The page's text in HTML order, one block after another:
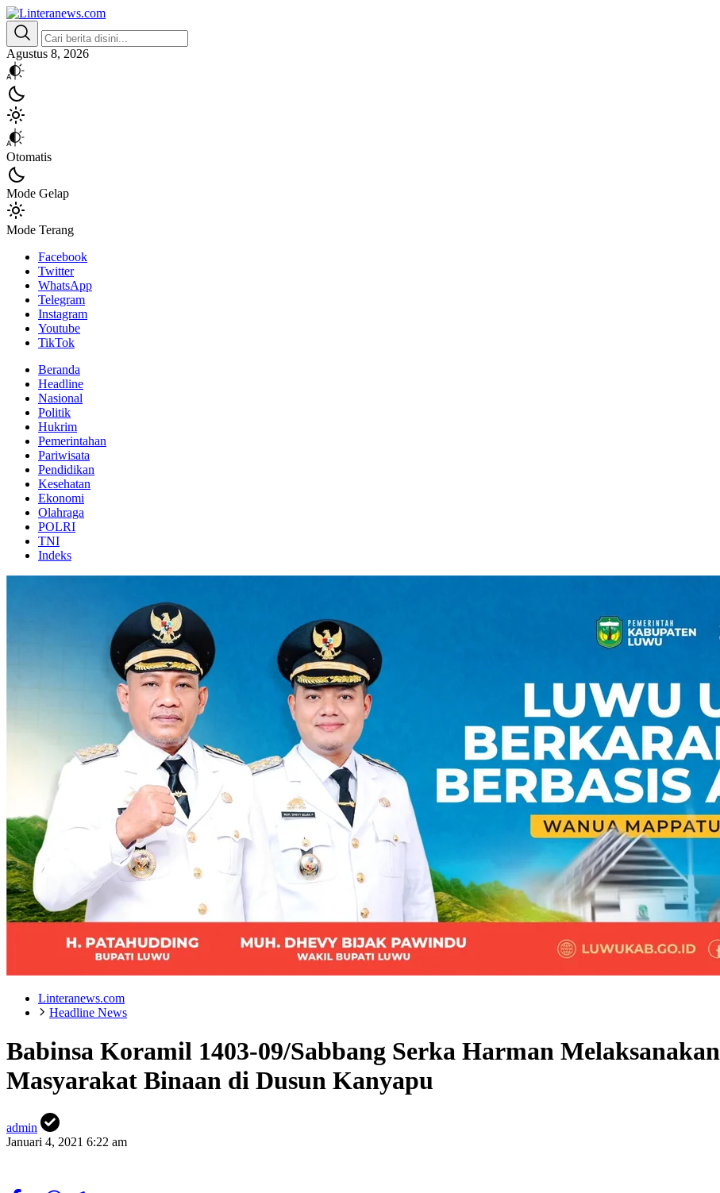
Linteranews.com
Lintas Informasi Tercepat dan Akurat
Agustus 8, 2026
Otomatis
Mode Gelap
Mode Terang
Facebook
Twitter
WhatsApp
Telegram
Instagram
Youtube
TikTok
Beranda
Headline
Nasional
Politik
Hukrim
Pemerintahan
Pariwisata
Pendidikan
Kesehatan
Ekonomi
Olahraga
POLRI
TNI
Indeks
Linteranews.com
Headline News
Babinsa Koramil 1403-09/Sabbang Serka Harman
Masyarakat Binaan di Dusun Kanyapu
admin
Januari 4, 2021 6:22 am